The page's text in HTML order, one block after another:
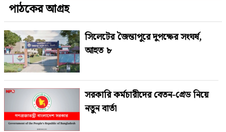
পাঠকের আগ্রহ
সিলেটের জৈন্তাপুরে দুপক্ষের সংঘর্ষ,
আহত ৮
সরকারি কর্মচারীদের বেতন-গ্রেড নিয়ে
নতুন বার্তা